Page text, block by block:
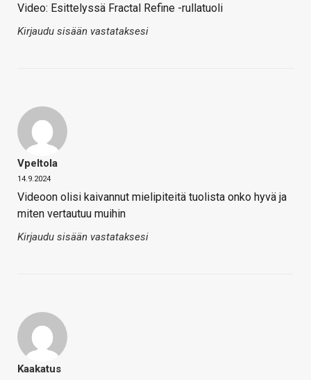
Video: Esittelyssä Fractal Refine -rullatuoli
Kirjaudu sisään vastataksesi
Vpeltola
14.9.2024
Videoon olisi kaivannut mielipiteitä tuolista onko hyvä ja
miten vertautuu muihin
Kirjaudu sisään vastataksesi
Kaakatus